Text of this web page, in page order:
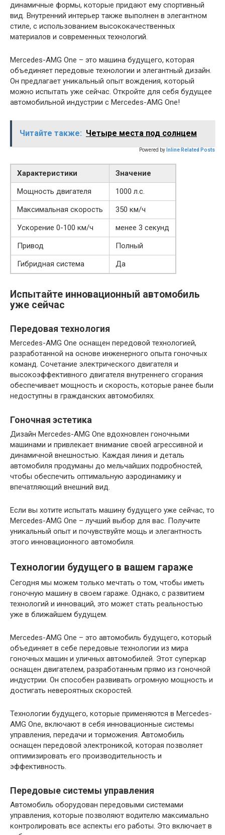
динамичные формы, которые придают ему спортивный
вид. Внутренний интерьер также выполнен в элегантном
стиле, с использованием высококачественных
материалов и современных технологий.
Mercedes-AMG One – это машина будущего, которая
объединяет передовые технологии и элегантный дизайн.
Он предлагает уникальный опыт вождения, который
можно испытать уже сейчас. Откройте для себя будущее
автомобильной индустрии с Mercedes-AMG One!
Читайте также: Четыре места под солнцем
Powered by Inline Related Posts
Характеристики
Значение
Мощность двигателя
1000 л.с.
Максимальная скорость
350 км/ч
Ускорение 0-100 км/ч
менее 3 секунд
Привод
Полный
Гибридная система
Да
Испытайте инновационный автомобиль
уже сейчас
Передовая технология
Mercedes-AMG One оснащен передовой технологией,
разработанной на основе инженерного опыта гоночных
команд. Сочетание электрического двигателя и
высокоэффективного двигателя внутреннего сгорания
обеспечивает мощность и скорость, которые ранее были
недоступны в гражданских автомобилях.
Гоночная эстетика
Дизайн Mercedes-AMG One вдохновлен гоночными
машинами и привлекает внимание своей агрессивной и
динамичной внешностью. Каждая линия и деталь
автомобиля продуманы до мельчайших подробностей,
чтобы обеспечить оптимальную аэродинамику и
впечатляющий внешний вид.
Если вы хотите испытать машину будущего уже сейчас, то
Mercedes-AMG One – лучший выбор для вас. Получите
уникальный опыт и почувствуйте мощь и элегантность
этого инновационного автомобиля.
Технологии будущего в вашем гараже
Сегодня мы можем только мечтать о том, чтобы иметь
гоночную машину в своем гараже. Однако, с развитием
технологий и инноваций, это может стать реальностью
уже в ближайшем будущем.
Mercedes-AMG One – это автомобиль будущего, который
объединяет в себе передовые технологии из мира
гоночных машин и уличных автомобилей. Этот суперкар
оснащен двигателем, разработанным прямо из гоночной
индустрии. Он способен развивать огромную мощность и
достигать невероятных скоростей.
Технологии будущего, которые применяются в Mercedes-
AMG One, включают в себя инновационные системы
управления, передачи и торможения. Автомобиль
оснащен передовой электроникой, которая позволяет
оптимизировать его производительность и
эффективность.
Передовые системы управления
Автомобиль оборудован передовыми системами
управления, которые позволяют водителю максимально
контролировать все аспекты его работы. Это включает в